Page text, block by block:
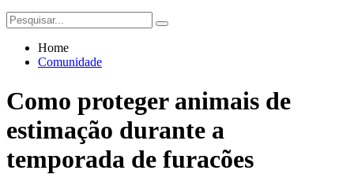
Home
Comunidade
Como proteger animais de
estimação durante a
temporada de furacões